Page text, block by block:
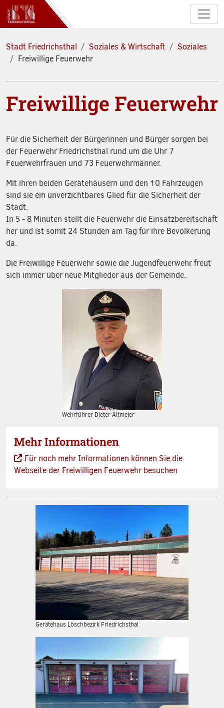
Zum Hauptinhalt springen
Stadt Friedrichsthal Soziales & Wirtschaft
Soziales
Freiwillige Feuerwehr
Freiwillige Feuerwehr
Für die Sicherheit der Bürgerinnen und Bürger sorgen bei
der Feuerwehr Friedrichsthal rund um die Uhr 7
Feuerwehrfrauen und 73 Feuerwehrmänner.
Mit ihren beiden Gerätehäusern und den 10 Fahrzeugen
sind sie ein unverzichtbares Glied für die Sicherheit der
Stadt.
In 5 - 8 Minuten stellt die Feuerwehr die Einsatzbereitschaft
her und ist somit 24 Stunden am Tag für ihre Bevölkerung
da.
Die Freiwillige Feuerwehr sowie die Jugendfeuerwehr freut
sich immer über neue Mitglieder aus der Gemeinde.
Wehrführer Dieter Altmeier
Mehr Informationen
Für noch mehr Informationen können Sie die
Webseite der Freiwilligen Feuerwehr besuchen
Gerätehaus Löschbezirk Friedrichsthal